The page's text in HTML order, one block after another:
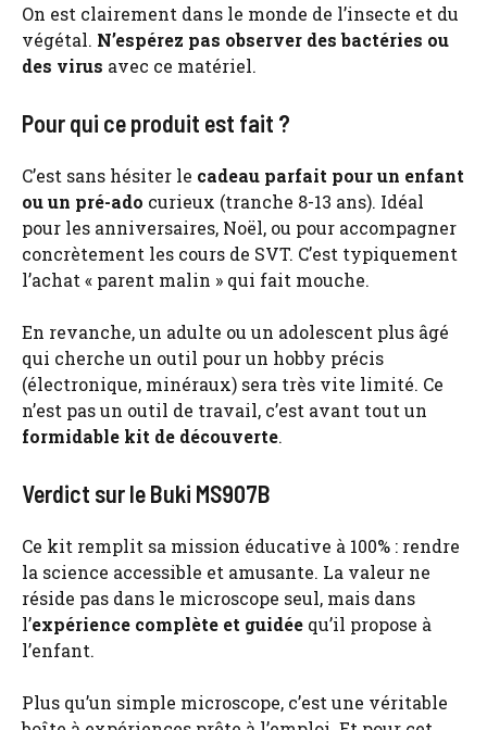
On est clairement dans le monde de l’insecte et du
végétal. N’espérez pas observer des bactéries ou
des virus avec ce matériel.
Pour qui ce produit est fait ?
C’est sans hésiter le cadeau parfait pour un enfant
ou un pré-ado curieux (tranche 8-13 ans). Idéal
pour les anniversaires, Noël, ou pour accompagner
concrètement les cours de SVT. C’est typiquement
l’achat « parent malin » qui fait mouche.
En revanche, un adulte ou un adolescent plus âgé
qui cherche un outil pour un hobby précis
(électronique, minéraux) sera très vite limité. Ce
n’est pas un outil de travail, c’est avant tout un
formidable kit de découverte.
Verdict sur le Buki MS907B
Ce kit remplit sa mission éducative à 100% : rendre
la science accessible et amusante. La valeur ne
réside pas dans le microscope seul, mais dans
l’expérience complète et guidée qu’il propose à
l’enfant.
Plus qu’un simple microscope, c’est une véritable